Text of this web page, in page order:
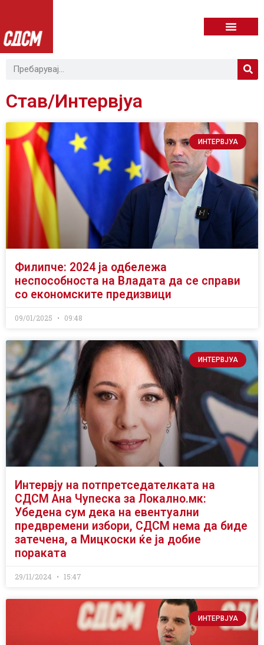
Став/Интервјуа
ИНТЕРВЈУА
Филипче: 2024 ја одбележа
неспособноста на Владата да се справи
со економските предизвици
09/01/2025 09:48
ИНТЕРВЈУА
Интервју на потпретседателката на
СДСМ Ана Чупеска за Локално.мк:
Убедена сум дека на евентуални
предвремени избори, СДСМ нема да биде
затечена, а Мицкоски ќе ја добие
пораката
29/11/2024 15:47
ИНТЕРВЈУА